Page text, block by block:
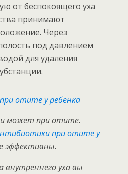
от беспокоящего уха
принимают
Через
под давлением
для удаления
может при отите.
при отите у
эффективны.
внутреннего уха вы